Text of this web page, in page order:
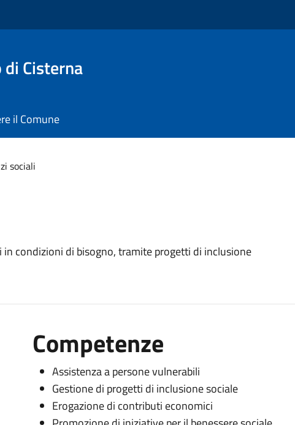
di Cisterna
il Comune
sociali
condizioni di bisogno, tramite progetti di inclusione
Competenze
Assistenza a persone vulnerabili
Gestione di progetti di inclusione sociale
Erogazione di contributi economici